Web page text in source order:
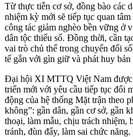
Từ thực tiễn cơ sở, đồng bào các
nhiệm kỳ mới sẽ tiếp tục quan
công tác giảm nghèo bền vững ở
dân tộc thiểu số. Đồng thời, cần
vai trò chủ thể trong chuyển đổi
tế gắn với gìn giữ và phát huy bản
Đại hội XI MTTQ Việt Nam được
triển mới với yêu cầu tiếp tục đổi
động của hệ thống Mặt trận theo
không”: gần dân, gần cơ sở, gần
thoại, làm mẫu, chịu trách nhiệm,
tránh, đùn đẩy, làm sai chức năng.